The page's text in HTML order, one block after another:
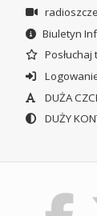
Biuletyn
Posłuchaj
DUŻA
DUŻY